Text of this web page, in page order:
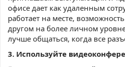
офисе дает как удаленным
работает на месте,
другом на более личном
лучше общаться, когда все
3. Используйте